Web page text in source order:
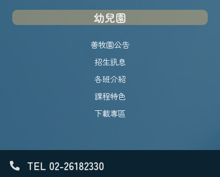
幼兒園
善牧園公告
招生訊息
各班介紹
課程特色
下載專區
TEL 02-26182330